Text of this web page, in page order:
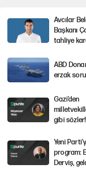
Avcılar
Başkanı
tahliye
ABD
erzak
Gazi’den
gibi
Yeni
program:
Derviş,